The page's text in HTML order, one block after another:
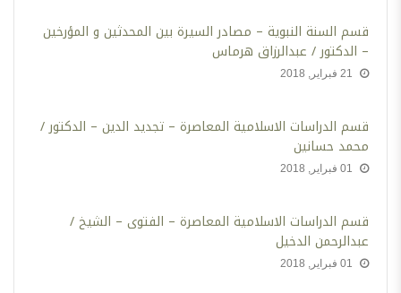
قسم السنة النبوية – مصادر السيرة بين المحدثين و المؤرخين
– الدكتور / عبدالرزاق هرماس
‫قسم الدراسات الاسلامية المعاصرة – تجديد الدين – الدكتور /
محمد حسانين
قسم الدراسات الاسلامية المعاصرة – الفتوى – الشيخ /
عبدالرحمن الدخيل